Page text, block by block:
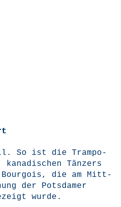
So ist die Tram­po­
Tän­zers
Bour­go­is, die am Mitt­
der Pots­da­mer
wurde.